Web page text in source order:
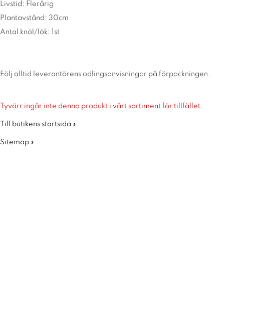
Livstid: Flerårig
Plantavstånd: 30cm
Antal knöl/lök: 1st
Följ alltid leverantörens odlingsanvisningar på förpackningen.
Tyvärr ingår inte denna produkt i vårt sortiment för tillfället.
Till butikens startsida »
Sitemap »